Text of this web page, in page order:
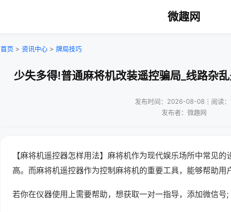
微趣网
首页 > 资讯中心 > 牌局技巧
少失多得!普通麻将机改装遥控骗局_线路杂
发布时间：2026-08-08｜阅读：
发布者：微趣网
【麻将机遥控器怎样用法】麻将机作为现代娱乐场所中常见
高。而麻将机遥控器作为控制麻将机的重要工具，能够帮助用
若你在仪器使用上需要帮助，想获取一对一指导，添加微信号